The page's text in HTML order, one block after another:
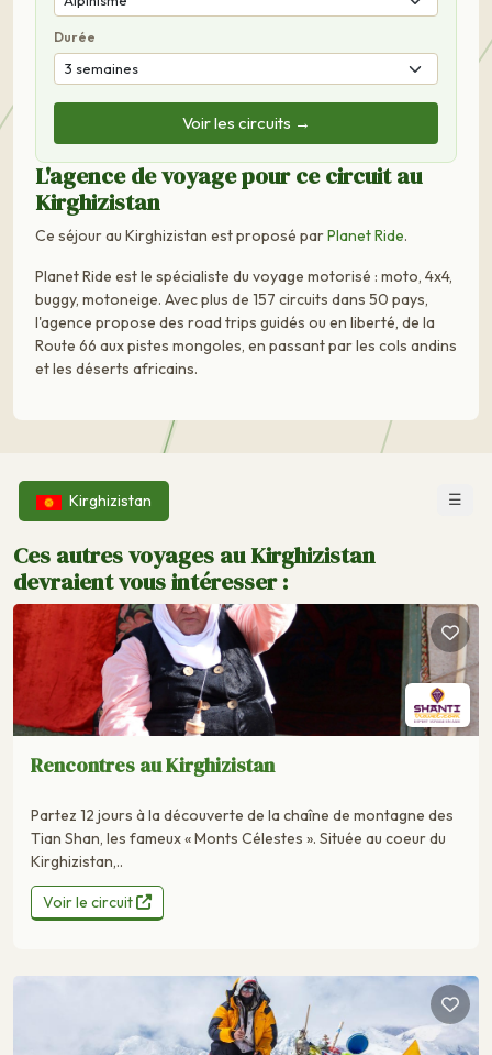
Durée
Voir les circuits →
L'agence de voyage pour ce circuit au
Kirghizistan
Ce séjour au Kirghizistan est proposé parPlanet Ride.
Planet Ride est le spécialiste du voyage motorisé : moto, 4x4,
buggy, motoneige. Avec plus de 157 circuits dans 50 pays,
l'agence propose des road trips guidés ou en liberté, de la
Route 66 aux pistes mongoles, en passant par les cols andins
et les déserts africains.
Kirghizistan ☰
Ces autres voyages au Kirghizistan
devraient vous intéresser :
Rencontres au Kirghizistan
Partez 12 jours à la découverte de la chaîne de montagne des
Tian Shan, les fameux « Monts Célestes ». Située au coeur du
Kirghizistan,..
Voir le circuit